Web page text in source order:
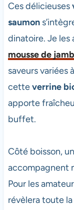
Ces délicieuses
saumon
dinatoire. Je les
mousse de
saveurs variées
cetteverrine
apporte
buffet.
Côté boisson,
accompagnent
Pour les
révèlera toute